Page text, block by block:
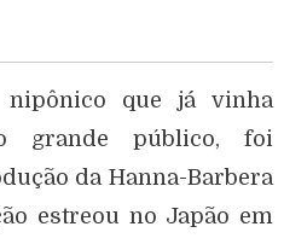
nipônico que já vinha
grande público, foi
da Hanna-Barbera
estreou no Japão em